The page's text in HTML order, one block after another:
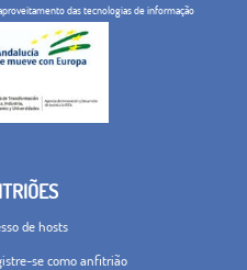
das tecnologias de informação
de hosts
se como anfitrião